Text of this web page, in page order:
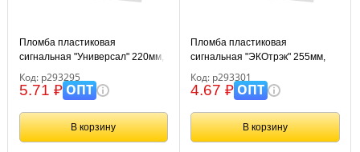
Пломба пластиковая
сигнальная "Универсал" 220мм,
Код: р293295
5.71 ₽ОПТ
В корзину
Пломба пластиковая
сигнальная "ЭКОтрэк" 255мм,
Код: р293301
4.67 ₽ОПТ
В корзину